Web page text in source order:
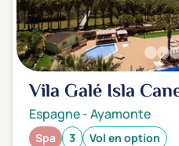
Vila Galé Isla
Espagne-Ayamonte
Spa 3 Vol en option